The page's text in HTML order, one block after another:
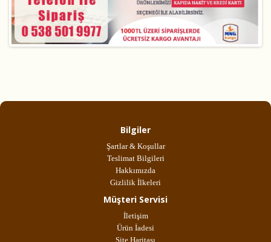
Bilgiler
Şartlar & Koşullar
Teslimat Bilgileri
Hakkımızda
Gizlilik İlkeleri
Müşteri Servisi
İletişim
Ürün İadesi
Site Haritası